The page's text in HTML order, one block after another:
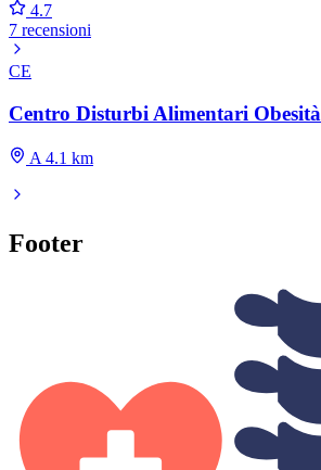
4.7
7 recensioni
CE
Centro Disturbi Alimentari Obesità
A 4.1 km
Footer